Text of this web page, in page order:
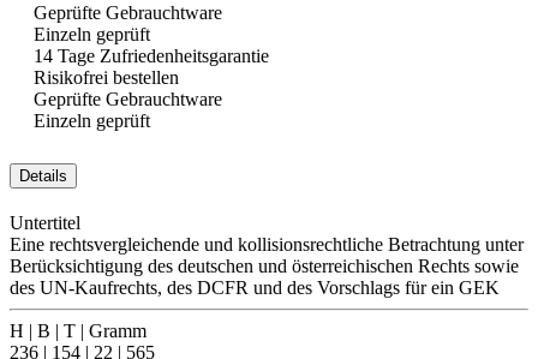
Geprüfte Gebrauchtware
Einzeln geprüft
14 Tage Zufriedenheitsgarantie
Risikofrei bestellen
Geprüfte Gebrauchtware
Einzeln geprüft
Details
Untertitel
Eine rechtsvergleichende und kollisionsrechtliche Betrachtung unter
Berücksichtigung des deutschen und österreichischen Rechts sowie
des UN-Kaufrechts, des DCFR und des Vorschlags für ein GEK
H | B | T | Gramm
236 | 154 | 22 | 565